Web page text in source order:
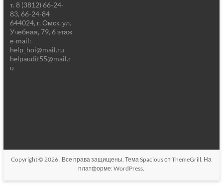
т. 8 (3812) 66-24-
83, 66-24-84
644024, г. Омск, ул.
Учебная, 79, 6 этаж
e-mail:
help_hoi@mail.ru
helpaudit55@mail.r
u
Copyright © 2026. Все права защищены. ТемаSpaciousот ThemeGrill. На
платформе:WordPress.